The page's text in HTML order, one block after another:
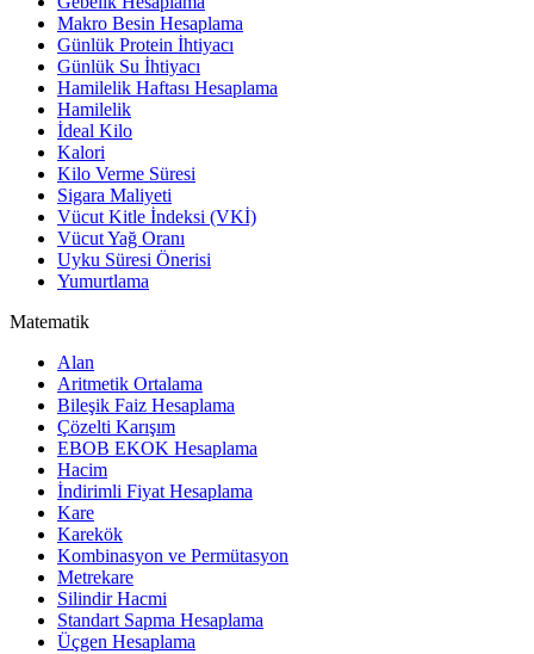
Makro Besin Hesaplama
Günlük Protein İhtiyacı
Günlük Su İhtiyacı
Hamilelik Haftası Hesaplama
Hamilelik
İdeal Kilo
Kalori
Kilo Verme Süresi
Sigara Maliyeti
Vücut Kitle İndeksi (VKİ)
Vücut Yağ Oranı
Uyku Süresi Önerisi
Yumurtlama
Matematik
Alan
Aritmetik Ortalama
Bileşik Faiz Hesaplama
Çözelti Karışım
EBOB EKOK Hesaplama
Hacim
İndirimli Fiyat Hesaplama
Kare
Karekök
Kombinasyon ve Permütasyon
Metrekare
Silindir Hacmi
Standart Sapma Hesaplama
Üçgen Hesaplama